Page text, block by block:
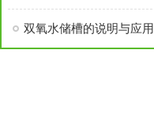
双氧水储槽的说明与应用